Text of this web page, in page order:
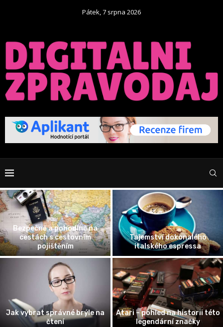
Pátek, 7 srpna 2026
Bezpečně a pohodlně na
cestách s cestovním
pojištěním
Tajemství dokonalého
italského espressa
Jak vybrat správné brýle na
čtení
Atari – pohled na historii této
legendární značky